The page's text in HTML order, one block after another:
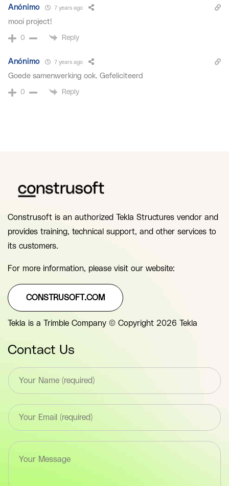
Anónimo 7 years ago
mooi project!
0 Reply
Anónimo 7 years ago
Goede samenwerking ook. Gefeliciteerd
0 Reply
Construsoft is an authorized Tekla Structures vendor and
provides training, technical support, and other services to
its customers.
For more information, please visit our website:
CONSTRUSOFT.COM
Tekla is a Trimble Company © Copyright 2026 Tekla
Contact Us
T
e
x
*
F
e
l
E
m
a
lT